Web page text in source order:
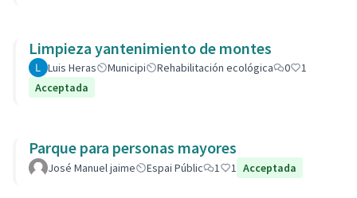
Limpieza yantenimiento de montes
Luis Heras Municipi Rehabilitación ecológica 0
1
Acceptada
Parque para personas mayores
José Manuel jaime Espai Públic 1 1 Acceptada